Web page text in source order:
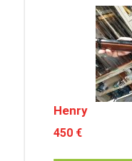
Henry
450 €